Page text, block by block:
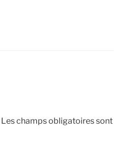
Les champs obligatoires sont